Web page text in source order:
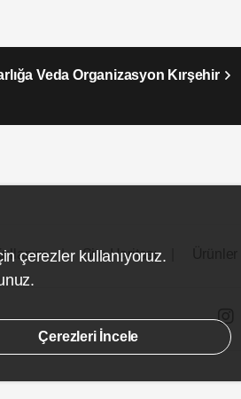
Veda Organizasyon Kırşehir
Site Haritası
çerezler kullanıyoruz.
Çerezleri İncele